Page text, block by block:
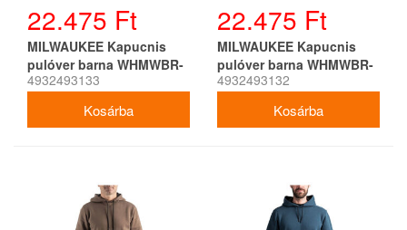
22.475 Ft
MILWAUKEE Kapucnis
pulóver barna WHMWBR-
L
4932493133
22.475 Ft
MILWAUKEE Kapucnis
pulóver barna WHMWBR-
M
4932493132